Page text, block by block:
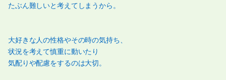
たぶん難しいと考えてしまうから。
大好きな人の性格やその時の気持ち、
状況を考えて慎重に動いたり
気配りや配慮をするのは大切。